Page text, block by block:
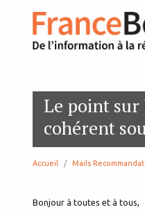
Le point sur
cohérent
Accueil Mails
Bonjour à toutes et à tous,